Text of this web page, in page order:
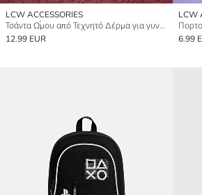
LCW ACCESSORIES
Τσάντα Ώμου από Τεχνητό Δέρμα για γυναίκες
12.99 EUR
LCW
6.99